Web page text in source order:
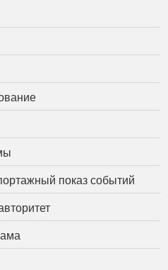
показ событий